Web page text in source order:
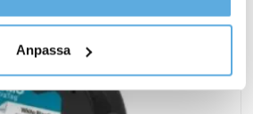
vilket sätt vi behandlar
Anpassa